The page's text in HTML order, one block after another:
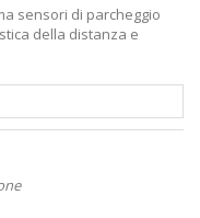
sensori di parcheggio
della distanza e